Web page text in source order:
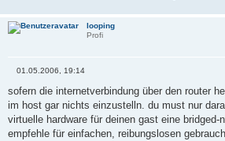
looping
Profi
e
i
t
a
g
01.05.2006, 19:14
sofern die internetverbindung über den router
im host gar nichts einzustelln. du must nur
virtuelle hardware für deinen gast eine
empfehle für einfachen, reibungslosen